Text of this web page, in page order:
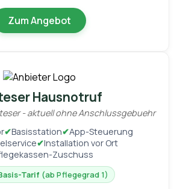
Zum Angebot
Hausnotruf
- aktuell ohne Anschlussgebuehr
✔Basisstation✔App-Steuerung
✔Installation vor Ort
Zuschuss
Tarif (ab Pflegegrad 1)